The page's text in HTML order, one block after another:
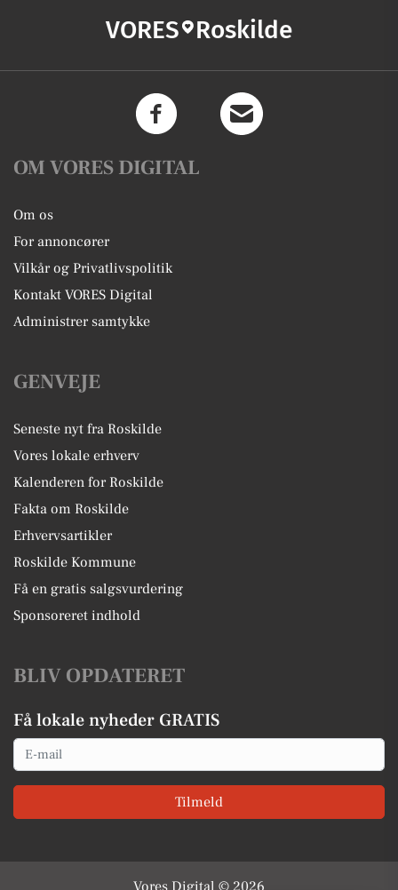
VORES Roskilde
OM VORES DIGITAL
Om os
For annoncører
Vilkår og Privatlivspolitik
Kontakt VORES Digital
Administrer samtykke
GENVEJE
Seneste nyt fra Roskilde
Vores lokale erhverv
Kalenderen for Roskilde
Fakta om Roskilde
Erhvervsartikler
Roskilde Kommune
Få en gratis salgsvurdering
Sponsoreret indhold
BLIV OPDATERET
Få lokale nyheder GRATIS
Email
Tilmeld
Vores Digital © 2026